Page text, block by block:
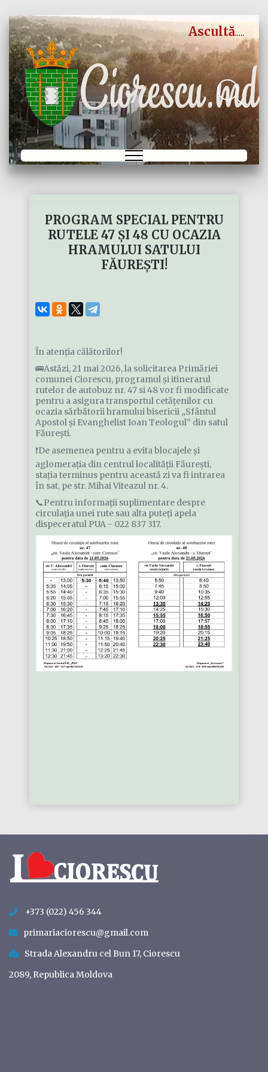
Ascultă
PROGRAM SPECIAL PENTRU
RUTELE 47 ȘI 48 CU OCAZIA
HRAMULUI SATULUI
FĂUREȘTI!
În atenția călătorilor!
🚌Astăzi, 21 mai 2026, la solicitarea Primăriei
comunei Ciorescu, programul și itinerarul
rutelor de autobuz nr. 47 si 48 vor fi modificate
pentru a asigura transportul cetățenilor cu
ocazia sărbătorii hramului bisericii „Sfântul
Apostol și Evanghelist Ioan Teologul” din satul
Făurești.
❗️De asemenea pentru a evita blocajele și
aglomerația din centrul localității Făurești,
stația terminus pentru această zi va fi intrarea
în sat, pe str. Mihai Viteazul nr. 4.
📞Pentru informații suplimentare despre
circulația unei rute sau alta puteți apela
dispeceratul PUA - 022 837 317.
+373 (022) 456 344
primariaciorescu@gmail.com
Strada Alexandru cel Bun 17, Ciorescu
2089, Republica Moldova